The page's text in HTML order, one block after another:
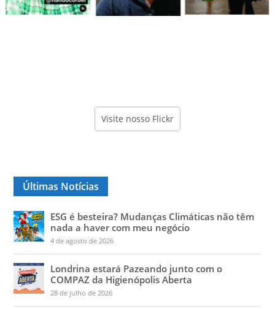
Visite nosso Flickr
Últimas Notícias
ESG é besteira? Mudanças Climáticas não têm
nada a haver com meu negócio
4 de agosto de 2026
Londrina estará Pazeando junto com o
COMPAZ da Higienópolis Aberta
28 de julho de 2026